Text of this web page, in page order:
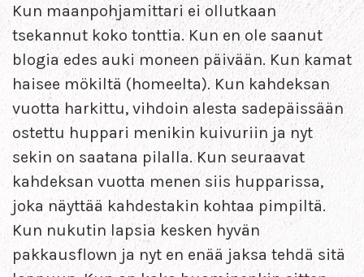
Kun maanpohjamittari ei ollutkaan
tsekannut koko tonttia. Kun en ole saanut
blogia edes auki moneen päivään. Kun kamat
haisee mökiltä (homeelta). Kun kahdeksan
vuotta harkittu, vihdoin alesta sadepäissään
ostettu huppari menikin kuivuriin ja nyt
sekin on saatana pilalla. Kun seuraavat
kahdeksan vuotta menen siis hupparissa,
joka näyttää kahdestakin kohtaa pimpiltä.
Kun nukutin lapsia kesken hyvän
pakkausflown ja nyt en enää jaksa tehdä sitä